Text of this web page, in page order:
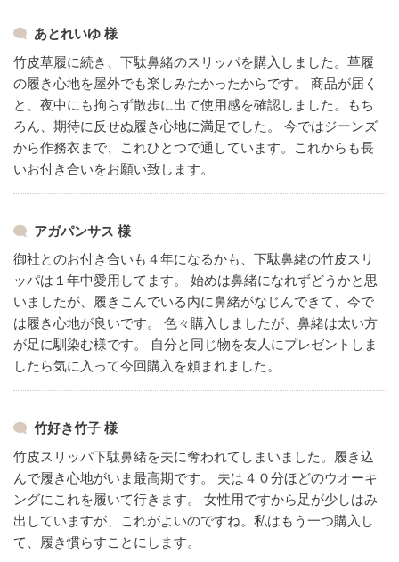
あとれいゆ 様
竹皮草履に続き、下駄鼻緒のスリッパを購入しました。草履
の履き心地を屋外でも楽しみたかったからです。
商品が届く
と、夜中にも拘らず散歩に出て使用感を確認しました。もち
ろん、期待に反せぬ履き心地に満足でした。
今ではジーンズ
から作務衣まで、これひとつで通しています。これからも長
いお付き合いをお願い致します。
アガパンサス 様
御社とのお付き合いも４年になるかも、下駄鼻緒の竹皮スリ
ッパは１年中愛用してます。
始めは鼻緒になれずどうかと思
いましたが、履きこんでいる内に鼻緒がなじんできて、今で
は履き心地が良いです。
色々購入しましたが、鼻緒は太い方
が足に馴染む様です。
自分と同じ物を友人にプレゼントしま
したら気に入って今回購入を頼まれました。
竹好き竹子 様
竹皮スリッパ下駄鼻緒を夫に奪われてしまいました。履き込
んで履き心地がいま最高期です。
夫は４０分ほどのウオーキ
ングにこれを履いて行きます。
女性用ですから足が少しはみ
出していますが、これがよいのですね。私はもう一つ購入し
て、履き慣らすことにします。